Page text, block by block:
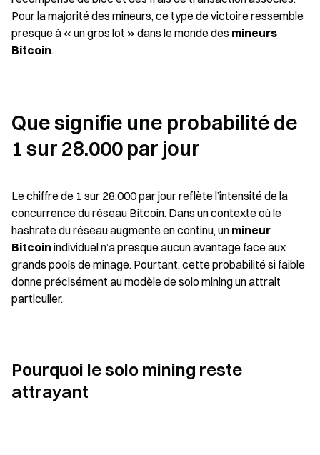
Pour la majorité des mineurs, ce type de victoire ressemble
presque à « un gros lot » dans le monde des mineurs
Bitcoin.
Que signifie une probabilité de
1 sur 28.000 par jour
Le chiffre de 1 sur 28.000 par jour reflète l’intensité de la
concurrence du réseau Bitcoin. Dans un contexte où le
hashrate du réseau augmente en continu, un mineur
Bitcoin individuel n’a presque aucun avantage face aux
grands pools de minage. Pourtant, cette probabilité si faible
donne précisément au modèle de solo mining un attrait
particulier.
Pourquoi le solo mining reste
attrayant